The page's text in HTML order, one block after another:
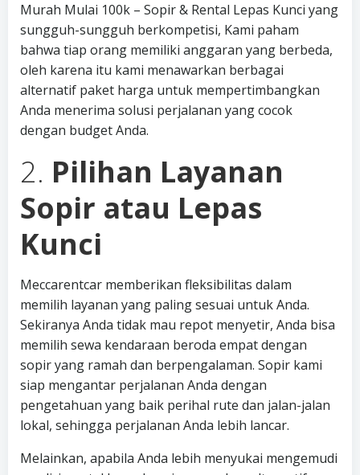
Murah Mulai 100k – Sopir & Rental Lepas Kunci yang
sungguh-sungguh berkompetisi, Kami paham
bahwa tiap orang memiliki anggaran yang berbeda,
oleh karena itu kami menawarkan berbagai
alternatif paket harga untuk mempertimbangkan
Anda menerima solusi perjalanan yang cocok
dengan budget Anda.
2. Pilihan Layanan
Sopir atau Lepas
Kunci
Meccarentcar memberikan fleksibilitas dalam
memilih layanan yang paling sesuai untuk Anda.
Sekiranya Anda tidak mau repot menyetir, Anda bisa
memilih sewa kendaraan beroda empat dengan
sopir yang ramah dan berpengalaman. Sopir kami
siap mengantar perjalanan Anda dengan
pengetahuan yang baik perihal rute dan jalan-jalan
lokal, sehingga perjalanan Anda lebih lancar.
Melainkan, apabila Anda lebih menyukai mengemudi